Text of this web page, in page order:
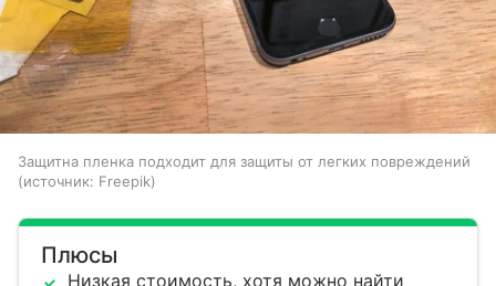
Защитна пленка подходит для защиты от легких повреждений
источник: Freepik
Плюсы
Низкая стоимость, хотя можно найти